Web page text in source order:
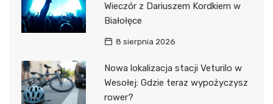
Wieczór z Dariuszem Kordkiem w
Białołęce
8 sierpnia 2026
Nowa lokalizacja stacji Veturilo w
Wesołej: Gdzie teraz wypożyczysz
rower?